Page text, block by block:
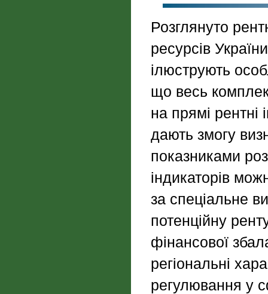
Розглянуто
ресурсів
ілюструють
що весь
на прямі рентні
дають змогу
показниками
індикаторів
за спеціальне
потенційну
фінансової
регіональні
регулювання у